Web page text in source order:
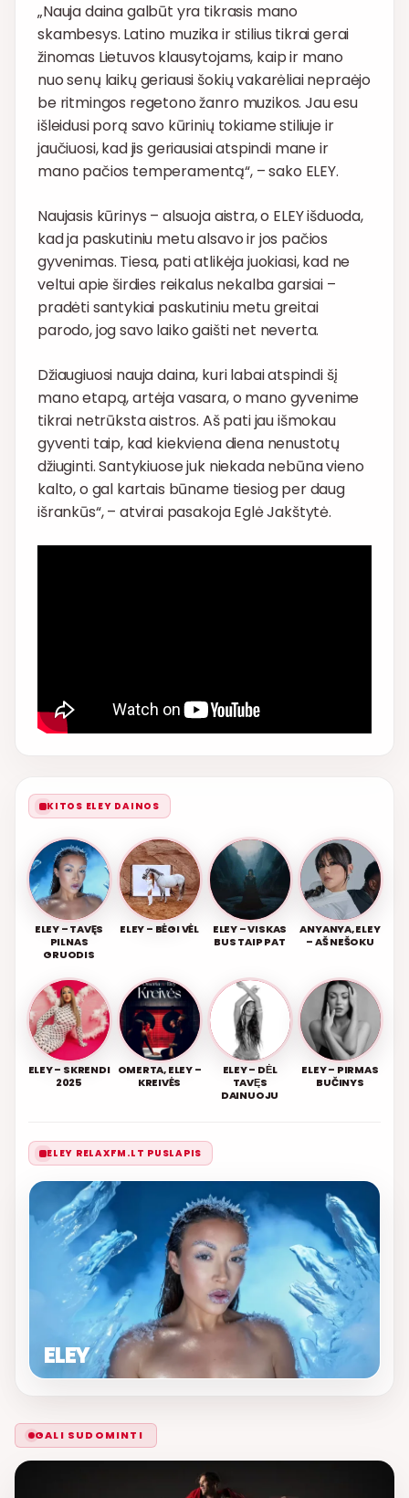
„Nauja daina galbūt yra tikrasis mano
skambesys. Latino muzika ir stilius tikrai gerai
žinomas Lietuvos klausytojams, kaip ir mano
nuo senų laikų geriausi šokių vakarėliai nepraėjo
be ritmingos regetono žanro muzikos. Jau esu
išleidusi porą savo kūrinių tokiame stiliuje ir
jaučiuosi, kad jis geriausiai atspindi mane ir
mano pačios temperamentą“, – sako ELEY.
Naujasis kūrinys – alsuoja aistra, o ELEY išduoda,
kad ja paskutiniu metu alsavo ir jos pačios
gyvenimas. Tiesa, pati atlikėja juokiasi, kad ne
veltui apie širdies reikalus nekalba garsiai –
pradėti santykiai paskutiniu metu greitai
parodo, jog savo laiko gaišti net neverta.
Džiaugiuosi nauja daina, kuri labai atspindi šį
mano etapą, artėja vasara, o mano gyvenime
tikrai netrūksta aistros. Aš pati jau išmokau
gyventi taip, kad kiekviena diena nenustotų
džiuginti. Santykiuose juk niekada nebūna vieno
kalto, o gal kartais būname tiesiog per daug
išrankūs“, – atvirai pasakoja Eglė Jakštytė.
KITOS ELEY DAINOS
ELEY – TAVĘS
PILNAS
GRUODIS
ELEY – BĖGI VĖL
ELEY – VISKAS
BUS TAIP PAT
ANYANYA, ELEY
– AŠ NEŠOKU
ELEY – SKRENDI
2025
OMERTA, ELEY –
KREIVĖS
ELEY – DĖL
TAVĘS
DAINUOJU
ELEY – PIRMAS
BUČINYS
ELEY RELAXFM.LT PUSLAPIS
ELEY
GALI SUDOMINTI